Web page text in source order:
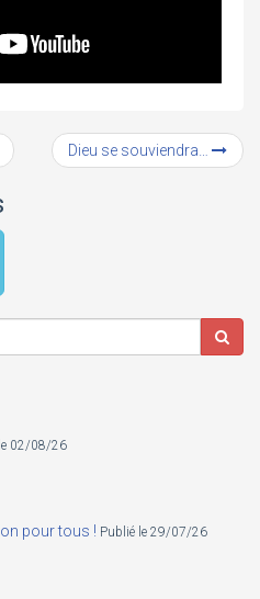
Dieu se souviendra…
02/08/26
pour tous ! Publié le 29/07/26